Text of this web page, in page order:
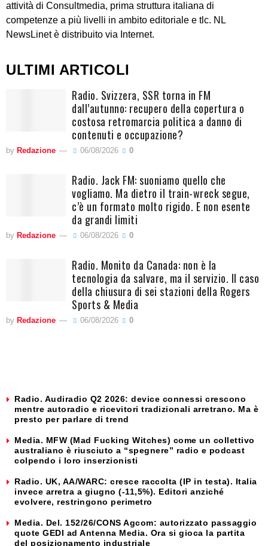
attività di Consultmedia, prima struttura italiana di
competenze a più livelli in ambito editoriale e tlc. NL
NewsLinet è distribuito via Internet.
ULTIMI ARTICOLI
Radio. Svizzera, SSR torna in FM
dall’autunno: recupero della copertura o
costosa retromarcia politica a danno di
contenuti e occupazione?
by Redazione 06/08/2026 0
Radio. Jack FM: suoniamo quello che
vogliamo. Ma dietro il train-wreck segue,
c’è un formato molto rigido. E non esente
da grandi limiti
by Redazione 06/08/2026 0
Radio. Monito da Canada: non è la
tecnologia da salvare, ma il servizio. Il caso
della chiusura di sei stazioni della Rogers
Sports & Media
by Redazione 06/08/2026 0
Radio. Audiradio Q2 2026: device connessi crescono
mentre autoradio e ricevitori tradizionali arretrano. Ma è
presto per parlare di trend
Media. MFW (Mad Fucking Witches) come un collettivo
australiano è riusciuto a “spegnere” radio e podcast
colpendo i loro inserzionisti
Radio. UK, AA/WARC: cresce raccolta (IP in testa). Italia
invece arretra a giugno (-11,5%). Editori anziché
evolvere, restringono perimetro
Media. Del. 152/26/CONS Agcom: autorizzato passaggio
quote GEDI ad Antenna Media. Ora si gioca la partita
del posizionamento industriale